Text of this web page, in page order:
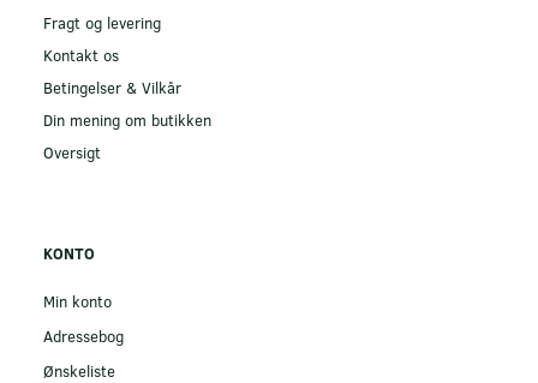
Fragt og levering
Kontakt os
Betingelser & Vilkår
Din mening om butikken
Oversigt
KONTO
Min konto
Adressebog
Ønskeliste